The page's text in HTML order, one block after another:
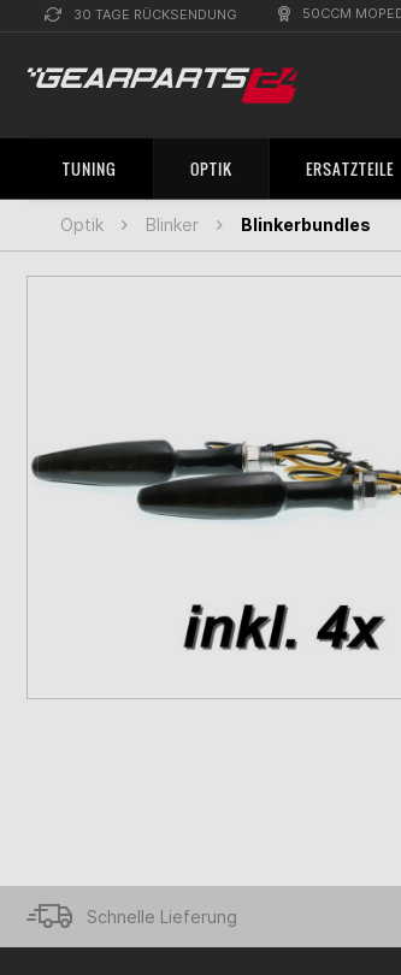
30 TAGE RÜCKSENDUNG 50CCM
TUNING OPTIK ERSATZTEILE
Optik Blinker Blinkerbundles
Schnelle Lieferung